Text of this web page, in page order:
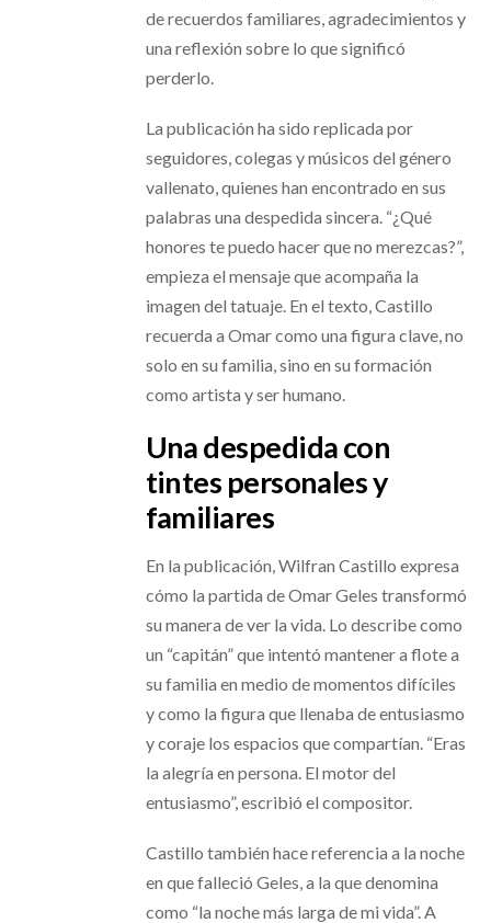
de recuerdos familiares, agradecimientos y
una reflexión sobre lo que significó
perderlo.
La publicación ha sido replicada por
seguidores, colegas y músicos del género
vallenato, quienes han encontrado en sus
palabras una despedida sincera. “¿Qué
honores te puedo hacer que no merezcas?”,
empieza el mensaje que acompaña la
imagen del tatuaje. En el texto, Castillo
recuerda a Omar como una figura clave, no
solo en su familia, sino en su formación
como artista y ser humano.
Una despedida con
tintes personales y
familiares
En la publicación, Wilfran Castillo expresa
cómo la partida de Omar Geles transformó
su manera de ver la vida. Lo describe como
un “capitán” que intentó mantener a flote a
su familia en medio de momentos difíciles
y como la figura que llenaba de entusiasmo
y coraje los espacios que compartían. “Eras
la alegría en persona. El motor del
entusiasmo”, escribió el compositor.
Castillo también hace referencia a la noche
en que falleció Geles, a la que denomina
como “la noche más larga de mi vida”. A